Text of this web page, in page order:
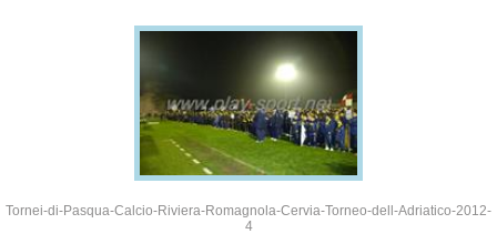
Tornei-di-Pasqua-Calcio-Riviera-Romagnola-Cervia-Torneo-dell-Adriatico-2012-
4